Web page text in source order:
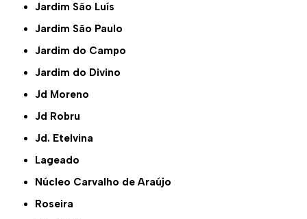
Jardim São Luís
Jardim São Paulo
Jardim do Campo
Jardim do Divino
Jd Moreno
Jd Robru
Jd. Etelvina
Lageado
Núcleo Carvalho de Araújo
Roseira